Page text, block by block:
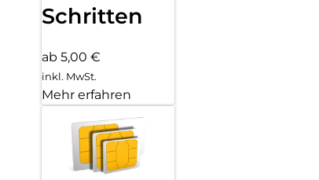
Schritten
ab 5,00 €
inkl. MwSt.
Mehr erfahren